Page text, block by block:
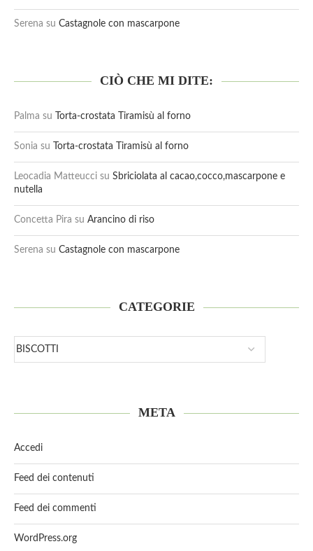
Serena su Castagnole con mascarpone
CIÒ CHE MI DITE:
Palma su Torta-crostata Tiramisù al forno
Sonia su Torta-crostata Tiramisù al forno
Leocadia Matteucci su Sbriciolata al cacao,cocco,mascarpone e
nutella
Concetta Pira su Arancino di riso
Serena su Castagnole con mascarpone
CATEGORIE
META
Accedi
Feed dei contenuti
Feed dei commenti
WordPress.org